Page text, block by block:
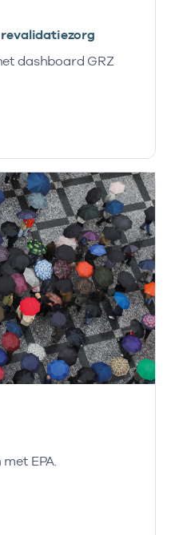
dashboard GRZ
EPA.